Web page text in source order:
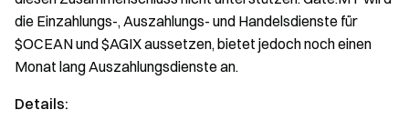
die Einzahlungs-, Auszahlungs- und Handelsdienste für
$OCEAN und $AGIX aussetzen, bietet jedoch noch einen
Monat lang Auszahlungsdienste an.
Details: